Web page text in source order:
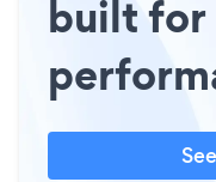
built for